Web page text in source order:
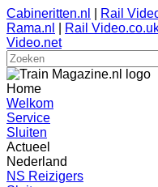
Cabineritten.nl Rail
Rama.nl
Rail
Video.net
Home
Welkom
Service
Sluiten
Actueel
Nederland
NS Reizigers